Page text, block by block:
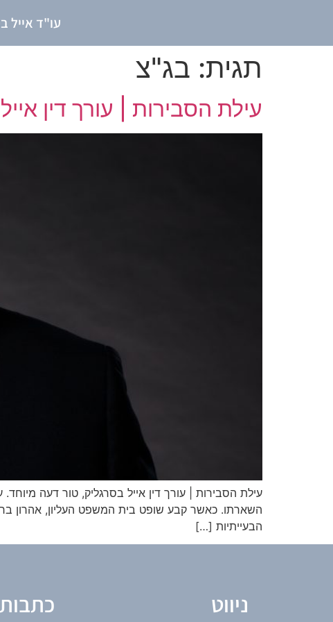
עו"ד אייל
תגית: בג"צ
עילת הסבירות | עורך דין
עילת הסבירות | עורך דין אייל בסרגליק, טור דעה
הבעייתיות […]
ניווט כתבות